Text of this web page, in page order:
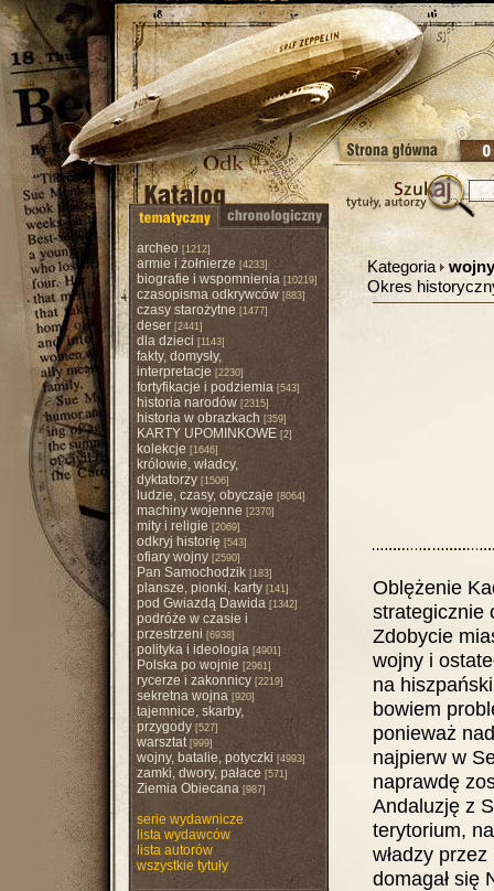
archeo [1212]
armie i żołnierze [4233]
biografie i wspomnienia[10219]
czasopisma odkrywców[883]
czasy starożytne [1477]
deser[2441]
dla dzieci [1143]
fakty, domysły,
interpretacje [2230]
fortyfikacje i podziemia[543]
historia narodów[2315]
historia w obrazkach [359]
KARTY UPOMINKOWE[2]
kolekcje [1646]
królowie, władcy,
dyktatorzy[1506]
ludzie, czasy, obyczaje [8064]
machiny wojenne [2370]
mity i religie [2069]
odkryj historię[543]
ofiary wojny[2590]
Pan Samochodzik[183]
plansze, pionki, karty[141]
pod Gwiazdą Dawida[1342]
podróże w czasie i
przestrzeni [6938]
polityka i ideologia[4901]
Polska po wojnie [2961]
rycerze i zakonnicy[2219]
sekretna wojna[920]
tajemnice, skarby,
przygody[527]
warsztat[999]
wojny, batalie, potyczki [4993]
zamki, dwory, pałace [571]
Ziemia Obiecana[987]
serie wydawnicze
lista wydawców
lista autorów
wszystkie tytuły
Kategoria
Okres
Oblężenie
strategicznie
Zdobycie
wojny i
na
bowiem
ponieważ
najpierw w
naprawdę
Andaluzję z
terytorium,
władzy
domagał się